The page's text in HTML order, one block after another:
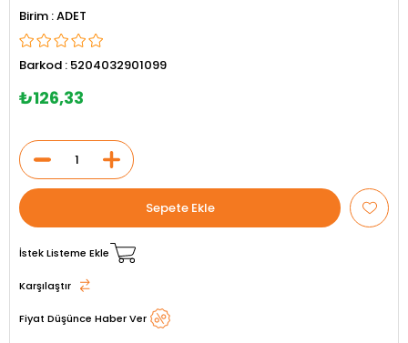
ADET
Barkod : 5204032901099
₺126,33
İstek Listeme Ekle
Karşılaştır
Fiyat Düşünce Haber Ver